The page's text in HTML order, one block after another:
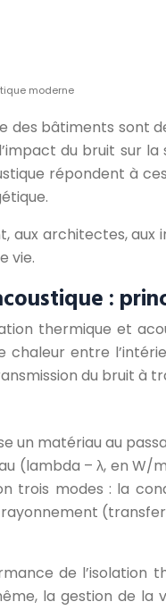
moderne
bâtiments sont
du bruit sur
répondent à
aux architectes,
vie.
:
thermique et
chaleur entre
du bruit à
un matériau au
– λ, en W/
trois modes : la
de
la gestion de